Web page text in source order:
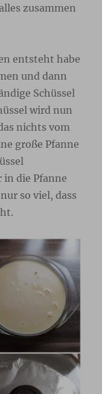
zusammen
entsteht habe
und dann
Schüssel
wird nun
nichts vom
große Pfanne
in die Pfanne
so viel, dass